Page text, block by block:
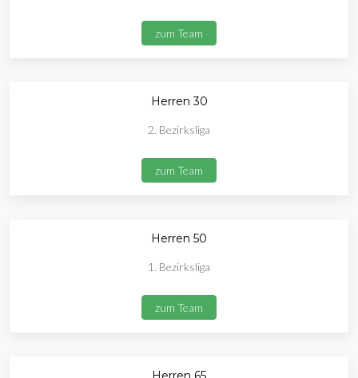
zum Team
Herren 30
2. Bezirksliga
zum Team
Herren 50
1. Bezirksliga
zum Team